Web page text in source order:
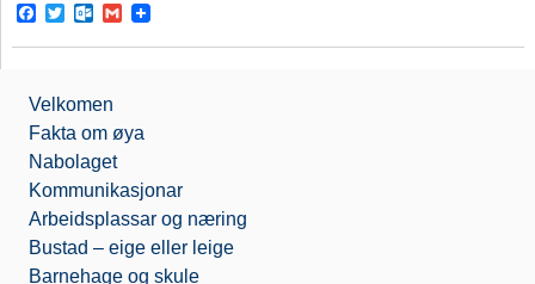
F
c
o
o
k
T
i
e
r
O
t
o
k
.
c
o
m
G
a
Velkomen
Fakta om øya
Nabolaget
Kommunikasjonar
Arbeidsplassar og næring
Bustad – eige eller leige
Barnehage og skule